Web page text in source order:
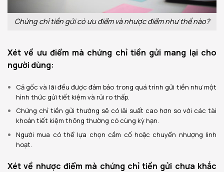
Chứng chỉ tiền gửi có ưu điểm và nhược điểm như thế nào?
Xét về ưu điểm mà chứng chỉ tiền gửi mang lại cho
người dùng:
Cả gốc và lãi đều được đảm bảo trong quá trình gửi tiền như một
hình thức gửi tiết kiệm và rủi ro thấp.
Chứng chỉ tiền gửi thường sẽ có lãi suất cao hơn so với các tài
khoản tiết kiệm thông thường có cùng kỳ hạn.
Người mua có thể lựa chọn cầm cố hoặc chuyển nhượng linh
hoạt.
Xét về nhược điểm mà chứng chỉ tiền gửi chưa khắc